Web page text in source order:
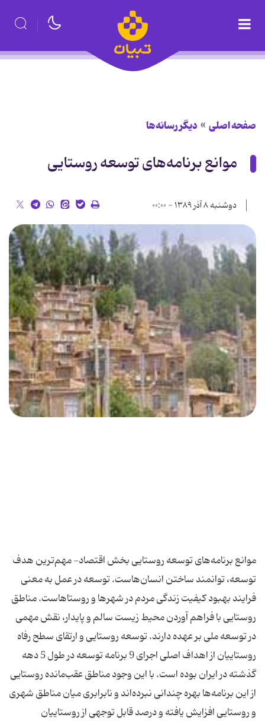
صفحه اصلی دیگر رسانه‌ها
موانع برنامه‌های توسعه روستایی
دوشنبه ۸ آذر ۱۳۸۹ - ۰۰:۰۰
موانع برنامه‌های توسعه روستایی بخش اقتصاد- مهم‌ترین هدف
توسعه، توانمند ساختن انسان‌هاست. توسعه در عمل به معنی
فرایند بهبود کیفیت زندگی مردم در شهرها و روستاهاست. مناطق
روستایی با فراهم آوردن محیط زیست سالم و پایدار، نقش مهمی
در توسعه ملی بر عهده دارند. توسعه روستایی و ارتقای سطح رفاه
روستاییان از اهداف اصلی اجرای 9 برنامه توسعه در طول 5 دهه
گذشته در ایران بوده است. با این وجود مناطق عقب‌مانده روستایی
از این برنامه‌‌ها بهره چندانی نبرده‌اند و نابرابری میان مناطق شهری
و روستایی افزایش ‌یافته و درصد قابل‌ توجهی از روستاییان